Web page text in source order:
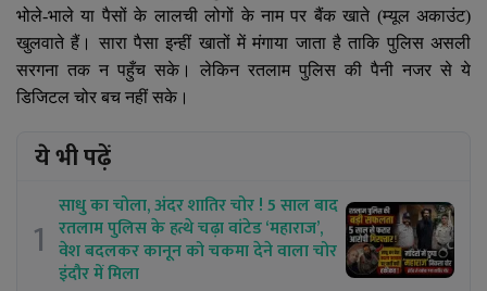
भोले-भाले या पैसों के लालची लोगों के नाम पर बैंक खाते (म्यूल अकाउंट)
खुलवाते हैं। सारा पैसा इन्हीं खातों में मंगाया जाता है ताकि पुलिस असली
सरगना तक न पहुँच सके। लेकिन रतलाम पुलिस की पैनी नजर से ये
डिजिटल चोर बच नहीं सके।
ये भी पढ़ें
1
साधु का चोला, अंदर शातिर चोर ! 5 साल बाद
रतलाम पुलिस के हत्थे चढ़ा वांटेड ‘महाराज’,
वेश बदलकर कानून को चकमा देने वाला चोर
इंदौर में मिला